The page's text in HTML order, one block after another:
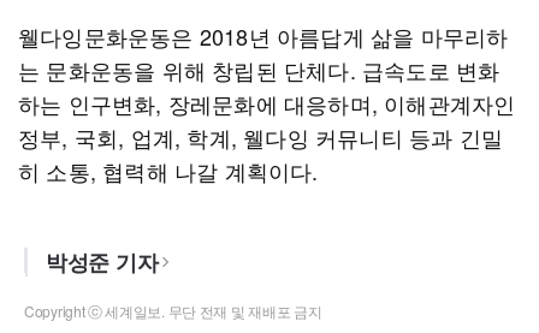
웰다잉문화운동은 2018년 아름답게 삶을 마무리하
는 문화운동을 위해 창립된 단체다. 급속도로 변화
하는 인구변화, 장레문화에 대응하며, 이해관계자인
정부, 국회, 업계, 학계, 웰다잉 커뮤니티 등과 긴밀
히 소통, 협력해 나갈 계획이다.
박성준 기자
Copyright ⓒ 세계일보. 무단 전재 및 재배포 금지